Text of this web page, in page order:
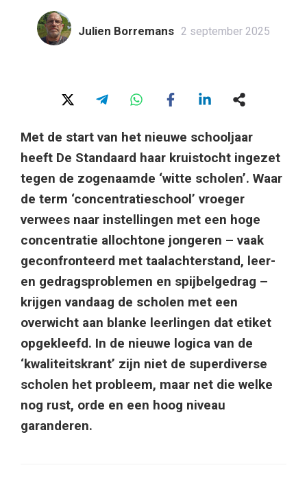
Julien Borremans 2 september 2025
Met de start van het nieuwe schooljaar
heeft De Standaard haar kruistocht ingezet
tegen de zogenaamde ‘witte scholen’. Waar
de term ‘concentratieschool’ vroeger
verwees naar instellingen met een hoge
concentratie allochtone jongeren – vaak
geconfronteerd met taalachterstand, leer-
en gedragsproblemen en spijbelgedrag –
krijgen vandaag de scholen met een
overwicht aan blanke leerlingen dat etiket
opgekleefd. In de nieuwe logica van de
‘kwaliteitskrant’ zijn niet de superdiverse
scholen het probleem, maar net die welke
nog rust, orde en een hoog niveau
garanderen.